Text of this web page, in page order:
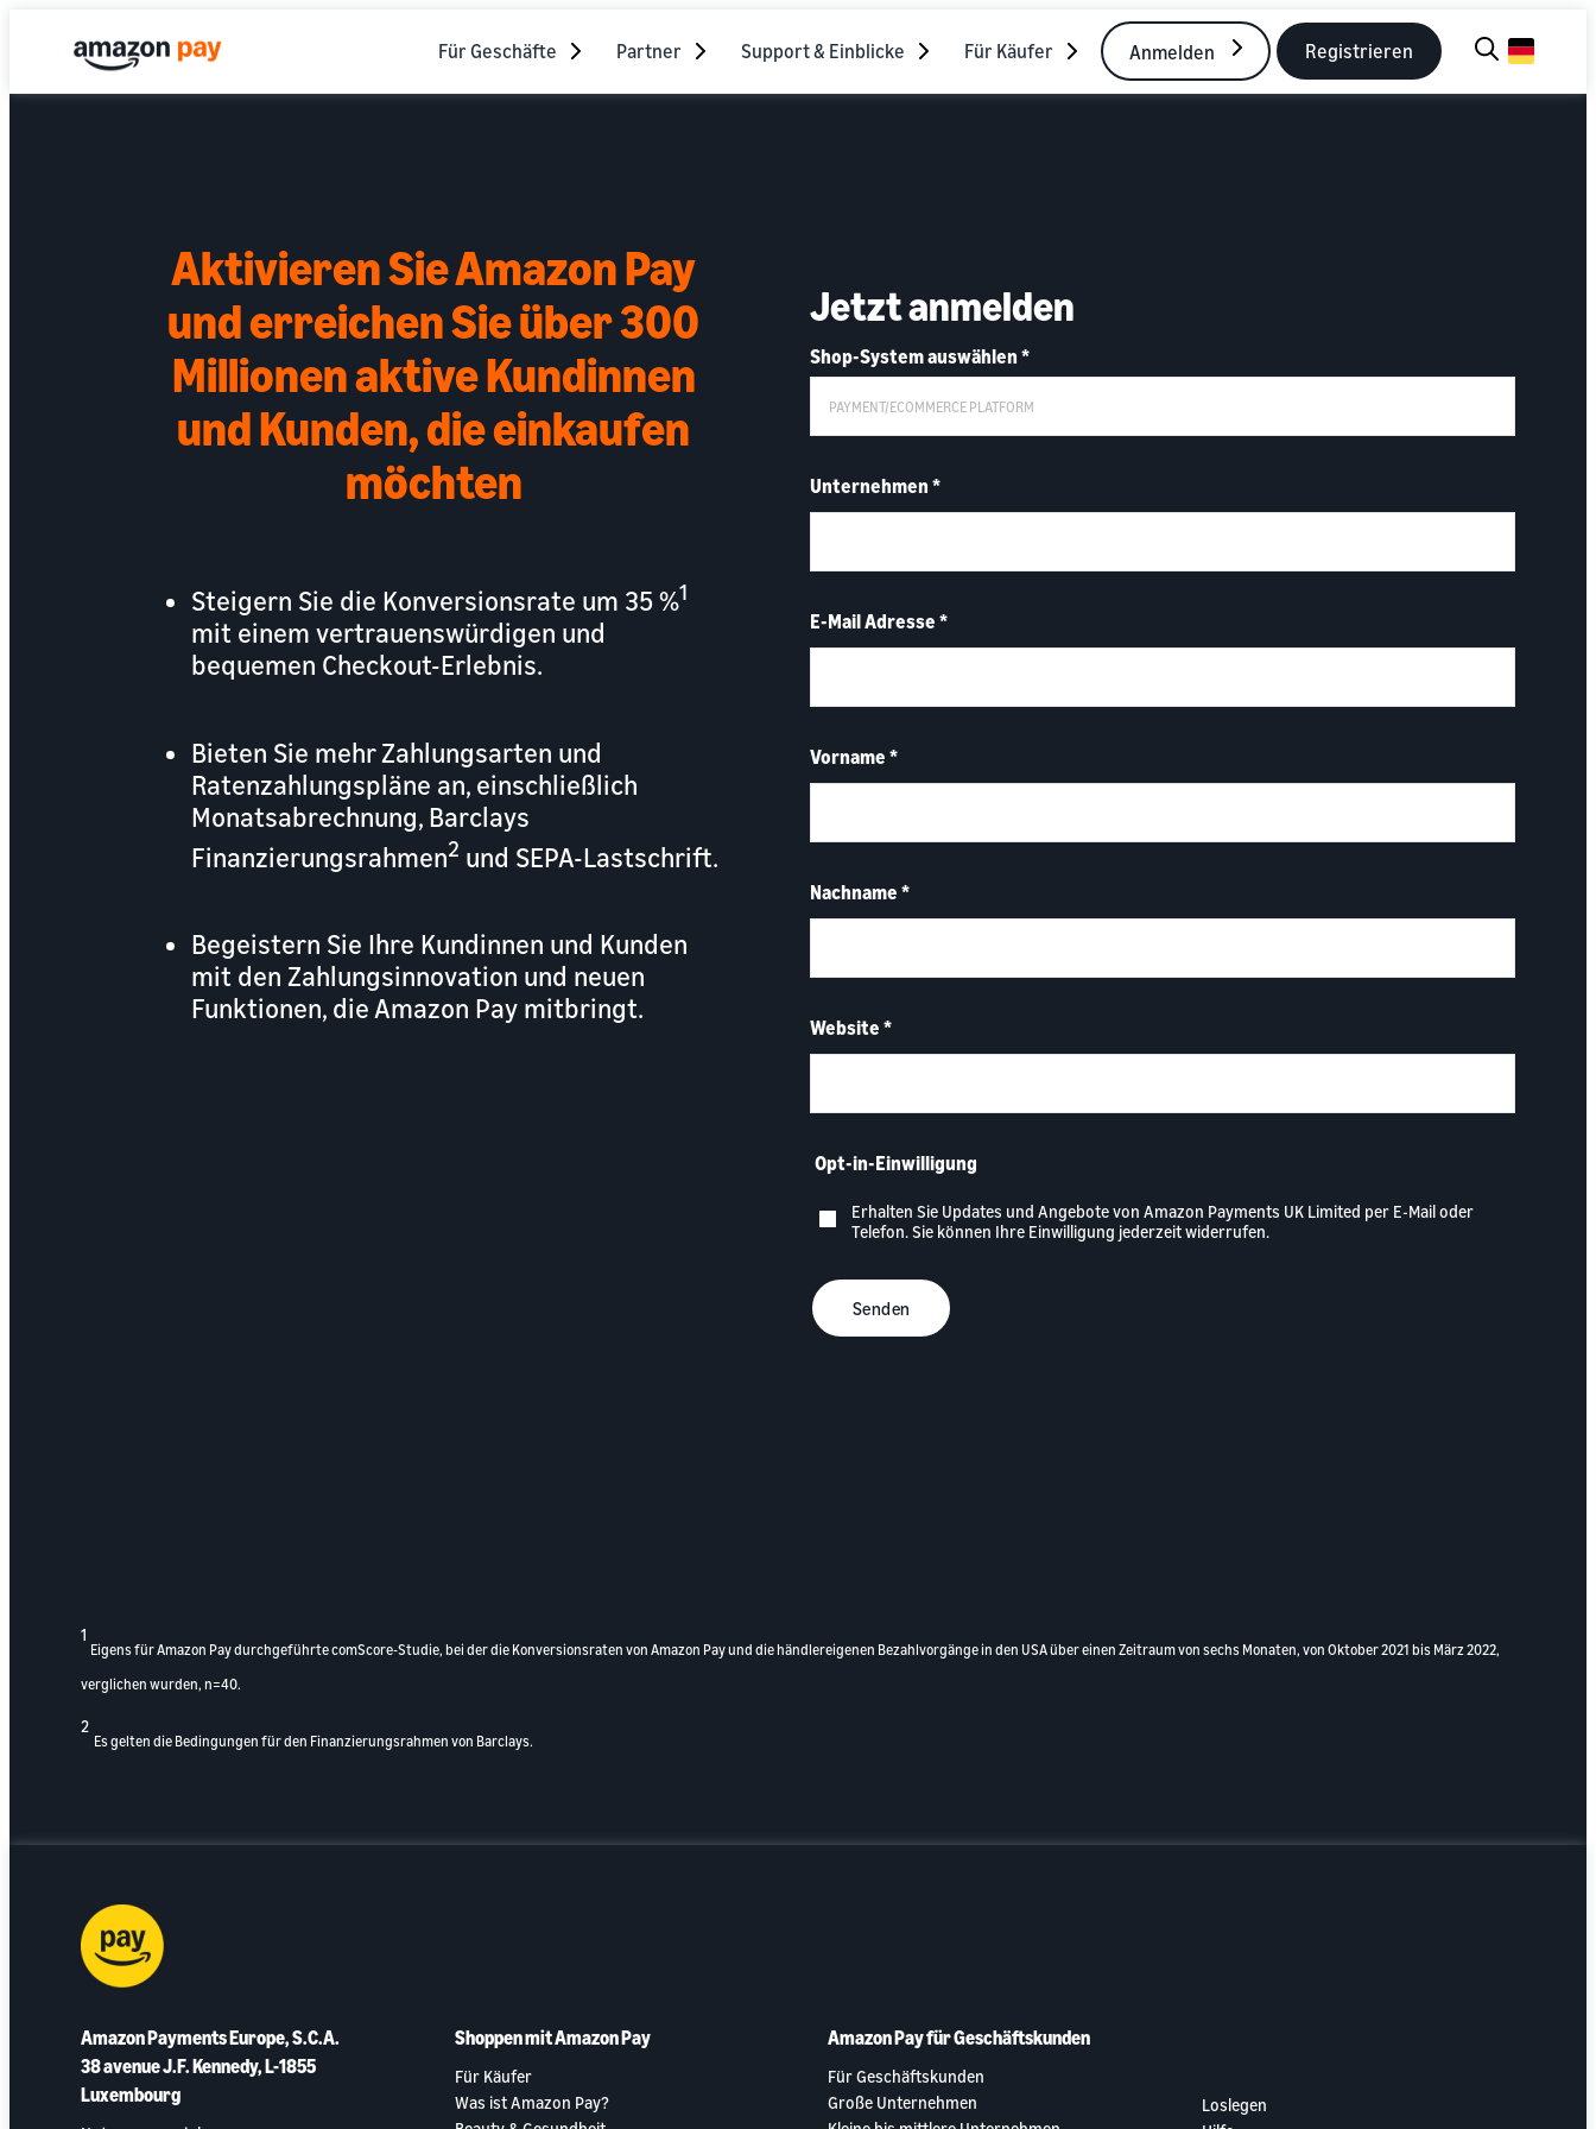
Für Geschäfte Partner Support & Einblicke Für Käufer Anmelden Registrieren
Aktivieren Sie Amazon Pay
und erreichen Sie über 300
Millionen aktive Kundinnen
und Kunden, die einkaufen
möchten
Steigern Sie die Konversionsrate um 35 %1
mit einem vertrauenswürdigen und
bequemen Checkout-Erlebnis.
Bieten Sie mehr Zahlungsarten und
Ratenzahlungspläne an, einschließlich
Monatsabrechnung, Barclays
Finanzierungsrahmen2 und SEPA-Lastschrift.
Begeistern Sie Ihre Kundinnen und Kunden
mit den Zahlungsinnovation und neuen
Funktionen, die Amazon Pay mitbringt.
Jetzt anmelden
Shop-System auswählen *
Unternehmen *
E-Mail Adresse *
Vorname *
Nachname *
Website *
Opt-in-Einwilligung
Erhalten Sie Updates und Angebote von Amazon Payments UK Limited per E-Mail oder
Telefon. Sie können Ihre Einwilligung jederzeit widerrufen.
Senden
1
Eigens für Amazon Pay durchgeführte comScore-Studie, bei der die Konversionsraten von Amazon Pay und die händlereigenen Bezahlvorgänge in den USA über einen Zeitraum von sechs Monaten, von Oktober 2021 bis März 2022,
verglichen wurden, n=40.
2
Es gelten die Bedingungen für den Finanzierungsrahmen von Barclays.
Amazon Payments Europe, S.C.A.
38 avenue J.F. Kennedy, L-1855
Luxembourg
Shoppen mit Amazon Pay
Für Käufer
Was ist Amazon Pay?
Amazon Pay für Geschäftskunden
Für Geschäftskunden
Große Unternehmen
Loslegen